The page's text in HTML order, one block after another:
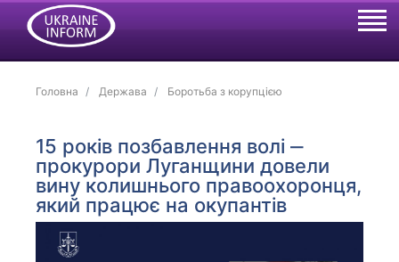
Головна Держава Боротьба з корупцією
15 років позбавлення волі ‒
прокурори Луганщини довели
вину колишнього правоохоронця,
який працює на окупантів